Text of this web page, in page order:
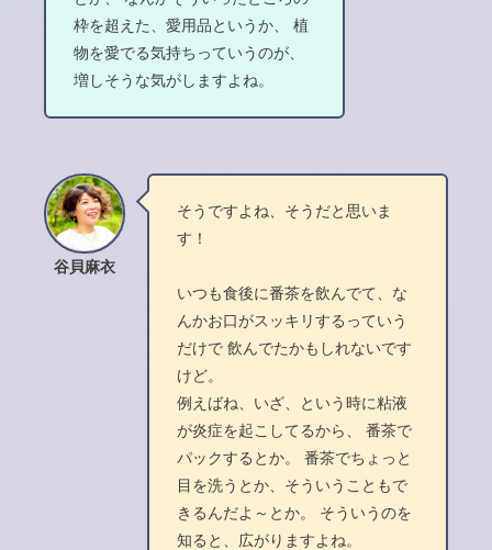
枠を超えた、愛用品というか、 植
物を愛でる気持ちっていうのが、
増しそうな気がしますよね。
谷貝麻衣
そうですよね、そうだと思いま
す！
いつも食後に番茶を飲んでて、な
んかお口がスッキリするっていう
だけで 飲んでたかもしれないです
けど。
例えばね、いざ、という時に粘液
が炎症を起こしてるから、 番茶で
パックするとか。 番茶でちょっと
目を洗うとか、そういうこともで
きるんだよ～とか。 そういうのを
知ると、広がりますよね。